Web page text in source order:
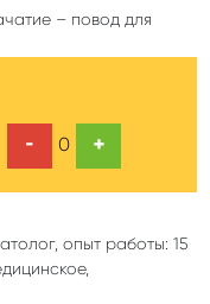
– повод для
- 0 +
опыт работы: 15